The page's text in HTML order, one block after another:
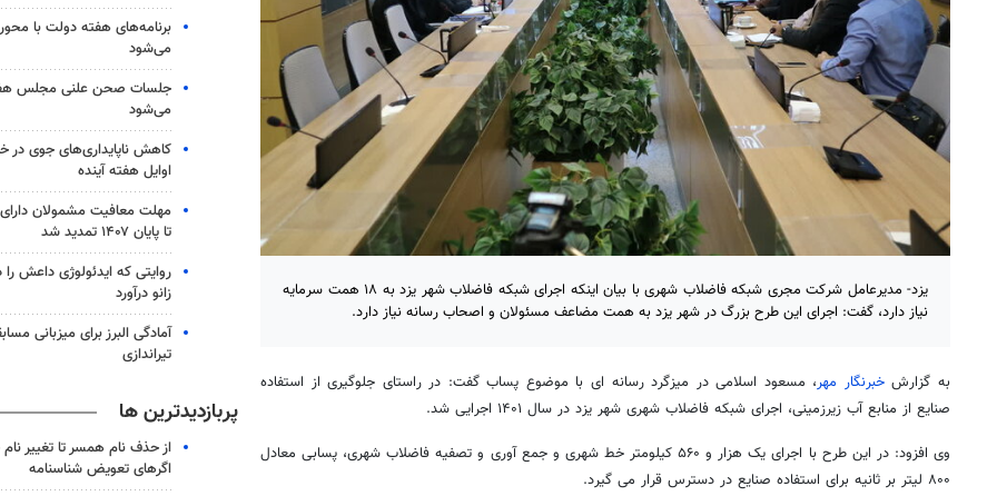
یزد- مدیرعامل شرکت مجری شبکه فاضلاب شهری با بیان اینکه اجرای شبکه فاضلاب شهر یزد به ۱۸ همت سرمایه
نیاز دارد، گفت: اجرای این طرح بزرگ در شهر یزد به همت مضاعف مسئولان و اصحاب رسانه نیاز دارد.
به گزارشخبرنگار مهر، مسعود اسلامی در میزگرد رسانه ای با موضوع پساب گفت: در راستای جلوگیری از استفاده
صنایع از منابع آب زیرزمینی، اجرای شبکه فاضلاب شهری شهر یزد در سال ۱۴۰۱ اجرایی شد.
وی افزود: در این طرح با اجرای یک هزار و ۵۶۰ کیلومتر خط شهری و جمع آوری و تصفیه فاضلاب شهری، پسابی معادل
۸۰۰ لیتر بر ثانیه برای استفاده صنایع در دسترس قرار می گیرد.
برنامه‌های هفته دولت با
می‌شود
جلسات صحن علنی مجلس هفته
می‌شود
کاهش ناپایداری‌های جوی در
اوایل هفته آینده
مهلت معافیت مشمولان
تا پایان ۱۴۰۷ تمدید شد
روایتی که ایدئولوژی داعش را
زانو درآورد
آمادگی البرز برای میزبانی
تیراندازی
پربازدیدترین ها
از حذف نام همسر تا تغییر نام
اگرهای تعویض شناسنامه